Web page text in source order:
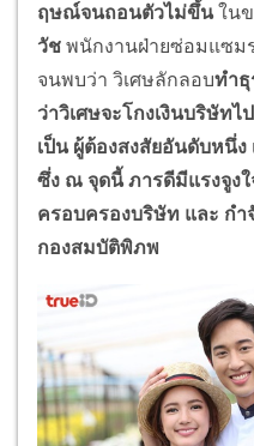
ฤษณ์จนถอนตัวไม่ขึ้นใน
วัช พนักงานฝ่ายซ่อมแซม
จนพบว่า วิเศษลักลอบทำธุ
ว่าวิเศษจะโกงเงินบริษัทไ
เป็น ผู้ต้องสงสัยอันดับหนึ่ง
ซึ่ง ณ จุดนี้ ภารดีมีแรงจูง
ครอบครองบริษัท และ ก
กองสมบัติพิภพ